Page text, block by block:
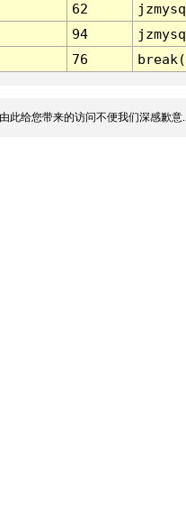
62
94
76
此给您带来的访问不便我们深感歉意.